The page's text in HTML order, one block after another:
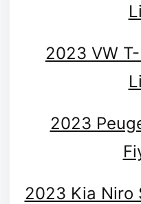
2023 VW
2023
2023 Kia Niro